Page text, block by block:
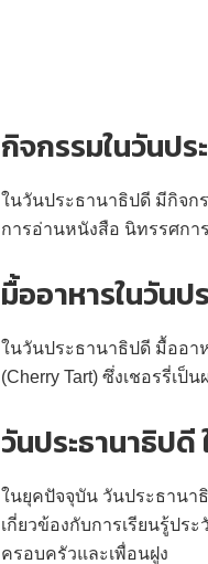
กิจกรรมในวันปร
ในวันประธานาธิปดี มีกิจก
การอ่านหนังสือ นิทรรศกา
มื้ออาหารในวันป
ในวันประธานาธิปดี มื้ออาห
(Cherry Tart) ซึ่งเชอรรี่เ
วันประธานาธิป
ในยุคปัจจุบัน วันประธานา
เกี่ยวข้องกับการเรียนรู้ปร
ครอบครัวและเพื่อนฝูง